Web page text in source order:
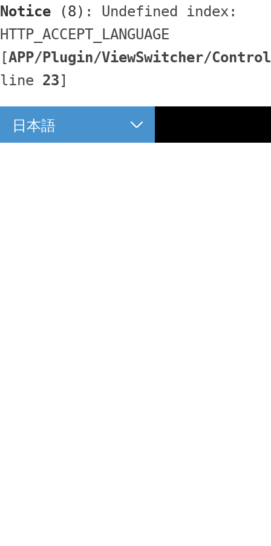
Notice (8) : Undefined index:
HTTP_ACCEPT_LANGUAGE
[APP/Plugin/ViewSwitcher/
line 23]
日本語